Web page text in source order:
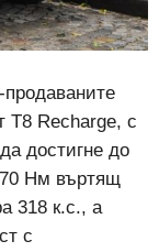
Т8 Recharge, с
достигне до
Нм въртящ
318 к.с., а
с